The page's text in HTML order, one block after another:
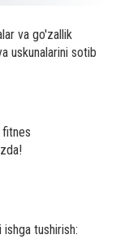
va go'zallik
uskunalarini sotib
fitnes
tushirish: